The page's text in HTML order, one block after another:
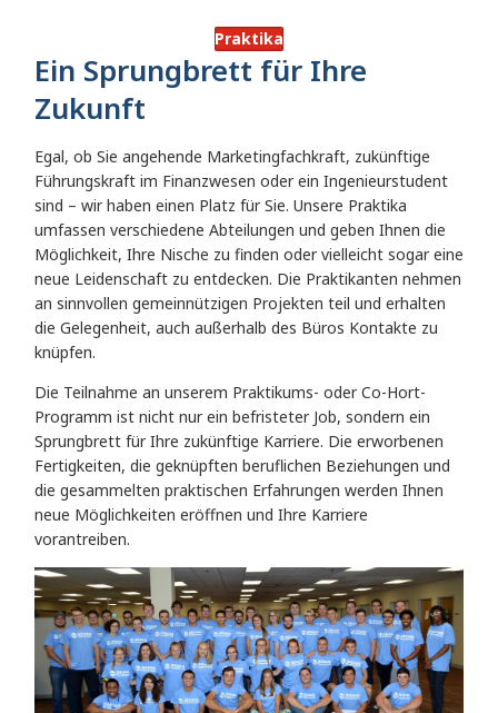
Praktika
Ein Sprungbrett für Ihre
Zukunft
Egal, ob Sie angehende Marketingfachkraft, zukünftige
Führungskraft im Finanzwesen oder ein Ingenieurstudent
sind – wir haben einen Platz für Sie. Unsere Praktika
umfassen verschiedene Abteilungen und geben Ihnen die
Möglichkeit, Ihre Nische zu finden oder vielleicht sogar eine
neue Leidenschaft zu entdecken. Die Praktikanten nehmen
an sinnvollen gemeinnützigen Projekten teil und erhalten
die Gelegenheit, auch außerhalb des Büros Kontakte zu
knüpfen.
Die Teilnahme an unserem Praktikums- oder Co-Hort-
Programm ist nicht nur ein befristeter Job, sondern ein
Sprungbrett für Ihre zukünftige Karriere. Die erworbenen
Fertigkeiten, die geknüpften beruflichen Beziehungen und
die gesammelten praktischen Erfahrungen werden Ihnen
neue Möglichkeiten eröffnen und Ihre Karriere
vorantreiben.